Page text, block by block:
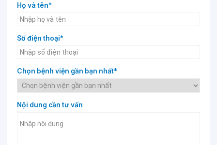
Họ và tên*
Số điện thoại*
Chọn bệnh viện gần bạn nhất*
Nội dung cần tư vấn